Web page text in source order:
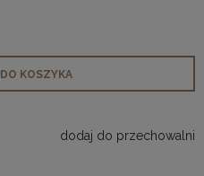
DO KOSZYKA
dodaj do przechowalni